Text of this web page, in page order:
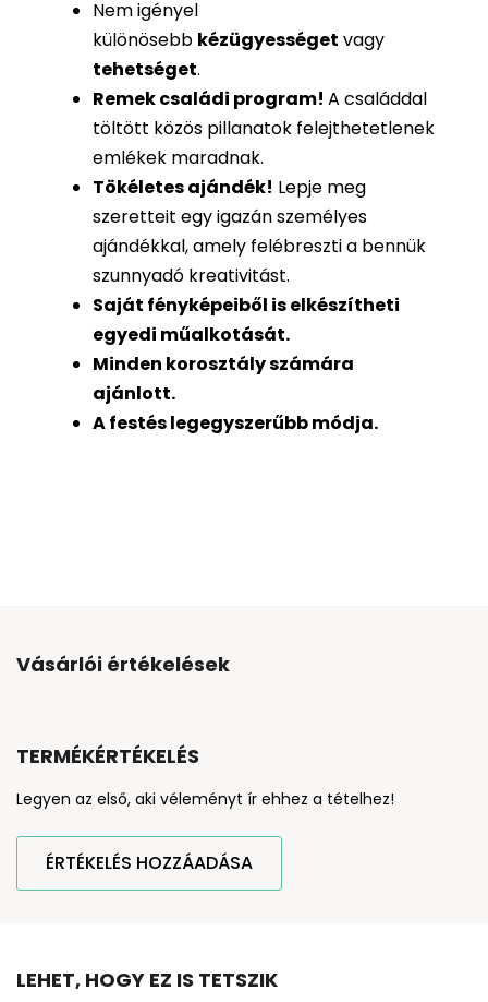
Nem igényel
különösebb kézügyességet vagy
tehetséget.
Remek családi program! A családdal
töltött közös pillanatok felejthetetlenek
emlékek maradnak.
Tökéletes ajándék! Lepje meg
szeretteit egy igazán személyes
ajándékkal, amely felébreszti a bennük
szunnyadó kreativitást.
Saját fényképeiből iselkészítheti
egyedi műalkotását.
Minden korosztály számára
ajánlott.
A festés legegyszerűbb módja.
Vásárlói értékelések
TERMÉKÉRTÉKELÉS
Legyen az első, aki véleményt ír ehhez a tételhez!
ÉRTÉKELÉS HOZZÁADÁSA
LEHET, HOGY EZ IS TETSZIK